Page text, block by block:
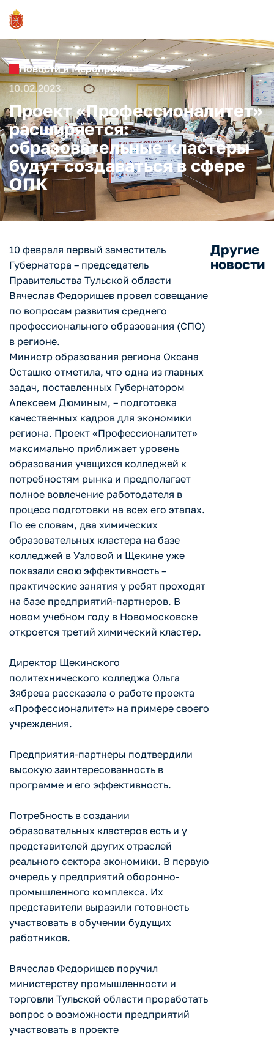
Новости и Мероприятия
10.02.2023
Проект «Профессионалитет»
расширяется:
образовательные кластеры
будут создаваться в сфере
ОПК
10 февраля первый заместитель
Губернатора – председатель
Правительства Тульской области
Вячеслав Федорищев провел совещание
по вопросам развития среднего
профессионального образования (СПО)
в регионе.
Министр образования региона Оксана
Осташко отметила, что одна из главных
задач, поставленных Губернатором
Алексеем Дюминым, – подготовка
качественных кадров для экономики
региона. Проект «Профессионалитет»
максимально приближает уровень
образования учащихся колледжей к
потребностям рынка и предполагает
полное вовлечение работодателя в
процесс подготовки на всех его этапах.
По ее словам, два химических
образовательных кластера на базе
колледжей в Узловой и Щекине уже
показали свою эффективность –
практические занятия у ребят проходят
на базе предприятий-партнеров. В
новом учебном году в Новомосковске
откроется третий химический кластер.
Директор Щекинского
политехнического колледжа Ольга
Зябрева рассказала о работе проекта
«Профессионалитет» на примере своего
учреждения.
Предприятия-партнеры подтвердили
высокую заинтересованность в
программе и его эффективность.
Потребность в создании
образовательных кластеров есть и у
представителей других отраслей
реального сектора экономики. В первую
очередь у предприятий оборонно-
промышленного комплекса. Их
представители выразили готовность
участвовать в обучении будущих
работников.
Вячеслав Федорищев поручил
министерству промышленности и
торговли Тульской области проработать
вопрос о возможности предприятий
участвовать в проекте
Другие
новости